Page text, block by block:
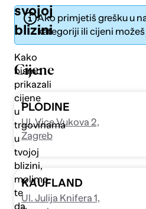
svojoj
blizini
Kako
bismo
prikazali
cijene
u
trgovinama
u
tvojoj
blizini,
molimo
te
Pošalji
Ako primjetiš grešku u
kategoriji ili cijeni možeš
Cijene
PLODINE
Ul. Vice Vukova 2,
Zagreb
KAUFLAND
Ul. Julija Knifera 1,